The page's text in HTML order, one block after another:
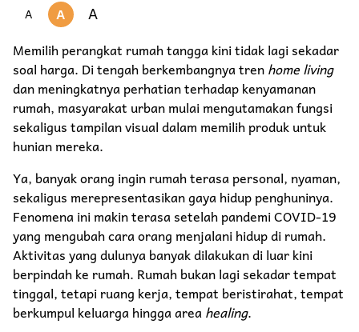
A A A
Memilih perangkat rumah tangga kini tidak lagi sekadar
soal harga. Di tengah berkembangnya trenhome living
dan meningkatnya perhatian terhadap kenyamanan
rumah, masyarakat urban mulai mengutamakan fungsi
sekaligus tampilan visual dalam memilih produk untuk
hunian mereka.
Ya, banyak orang ingin rumah terasa personal, nyaman,
sekaligus merepresentasikan gaya hidup penghuninya.
Fenomena ini makin terasa setelah pandemi COVID-19
yang mengubah cara orang menjalani hidup di rumah.
Aktivitas yang dulunya banyak dilakukan di luar kini
berpindah ke rumah. Rumah bukan lagi sekadar tempat
tinggal, tetapi ruang kerja, tempat beristirahat, tempat
berkumpul keluarga hingga areahealing.